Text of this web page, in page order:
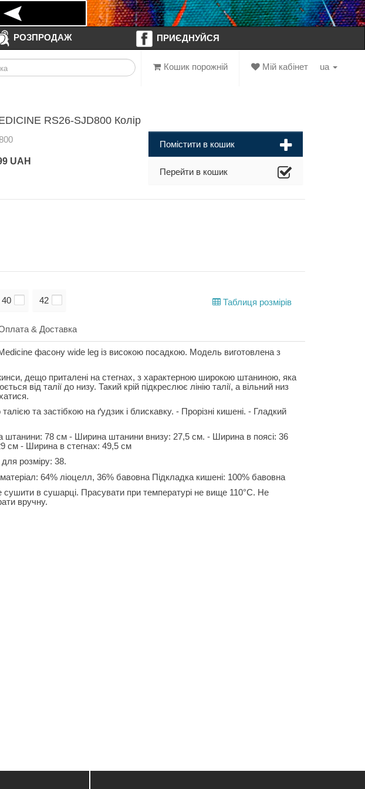
РОЗПРОДАЖ ПРИЄДНУЙСЯ
ua
Мій кабінет
Кошик порожній
RS26-SJD800 Колір
UAH
Помістити в кошик
Перейти в кошик
40 42 Таблиця розмірів
& Доставка
фасону wide leg із високою посадкою. Модель виготовлена з
дещо приталені на стегнах, з характерною широкою штаниною, яка
від талії до низу. Такий крій підкреслює лінію талії, а вільний низ
та застібкою на ґудзик і блискавку. - Прорізні кишені. - Гладкий
штанини: 78 см - Ширина штанини внизу: 27,5 см. - Ширина в поясі: 36
см - Ширина в стегнах: 49,5 см
розміру: 38.
64% ліоцелл, 36% бавовна Підкладка кишені: 100% бавовна
сушити в сушарці. Прасувати при температурі не вище 110°C. Не
вручну.